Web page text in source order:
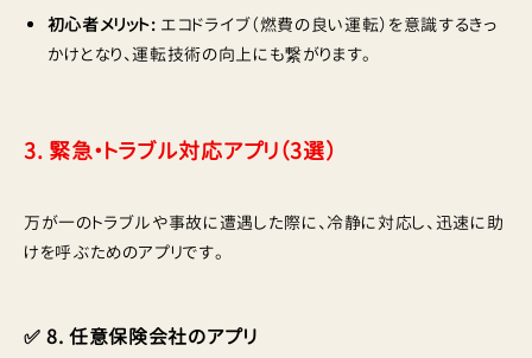
初心者メリット: エコドライブ（燃費の良い運転）を意識するきっ
かけとなり、運転技術の向上にも繋がります。
3. 緊急・トラブル対応アプリ（3選）
万が一のトラブルや事故に遭遇した際に、冷静に対応し、迅速に助
けを呼ぶためのアプリです。
✅ 8. 任意保険会社のアプリ